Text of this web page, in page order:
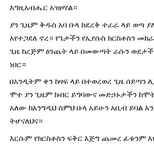
እግዚአብሔር አዝዞሃል።
ያን ጊዜም ቅዱስ አባ ቡላ ከደረቅ ተራራ ላይ ወጣ
እየተጋደለ ኖረ። የጌታችን የኢየሱስ ክርስቶስን
ጊዜ ከረጅም ዕንጨት ላይ በመውጣት ራሱን
ነበር።
በአንዲትም ቀን ከዛፍ ላይ በተወረወረ ጊዜ ሰይጣን
ሞተ ያን ጊዜም ክብር ይግባውና መድኃኑታችን
አለው ከእንግዲህ ስምህ ቡላ አይሁን አቢብ ይባል
ትሆናለህና።
እርሱም የክርስቶስን ፍቅር እጅግ ጨመረ ፊቱንም